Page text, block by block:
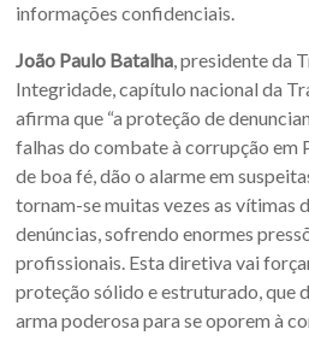
informações confidenciais.
João Paulo Batalha, presidente da
Integridade, capítulo nacional da
afirma que “a proteção de
falhas do combate à corrupção em
de boa fé, dão o alarme em
tornam-se muitas vezes as vítimas
denúncias, sofrendo enormes
profissionais. Esta diretiva vai
proteção sólido e estruturado, que
arma poderosa para se oporem à